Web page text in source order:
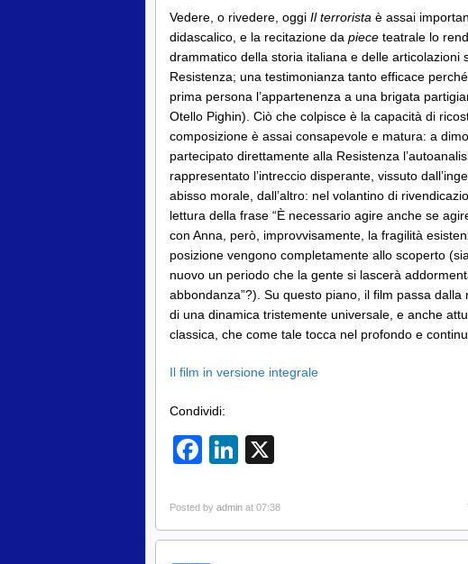
Vedere, o rivedere, oggi Il terrorista è assai
didascalico, e la recitazione da piece teatrale lo
drammatico della storia italiana e delle
Resistenza; una testimonianza tanto efficace
prima persona l’appartenenza a una brigata
Otello Pighin). Ciò che colpisce è la capacità di
composizione è assai consapevole e matura: a
partecipato direttamente alla Resistenza
rappresentato l’intreccio disperante, vissuto
abisso morale, dall’altro: nel volantino di
lettura della frase “È necessario agire anche se
con Anna, però, improvvisamente, la fragilità
posizione vengono completamente allo scoperto
nuovo un periodo che la gente si lascerà
abbondanza”?). Su questo piano, il film passa
di una dinamica tristemente universale, e anche
classica, che come tale tocca nel profondo e
Il film in versione integrale
Condividi:
Facebook
LinkedIn
Posted by admin at 07:38